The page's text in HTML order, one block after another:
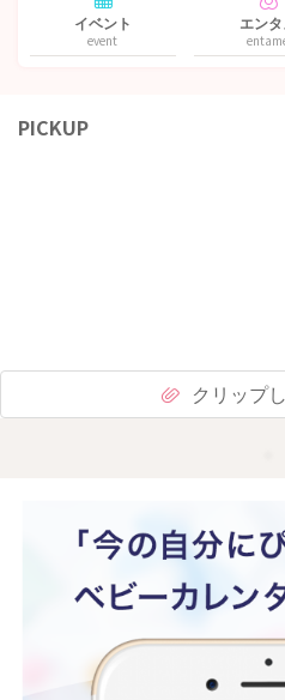
イベント
event
エンタ
PICKUP
クリップ